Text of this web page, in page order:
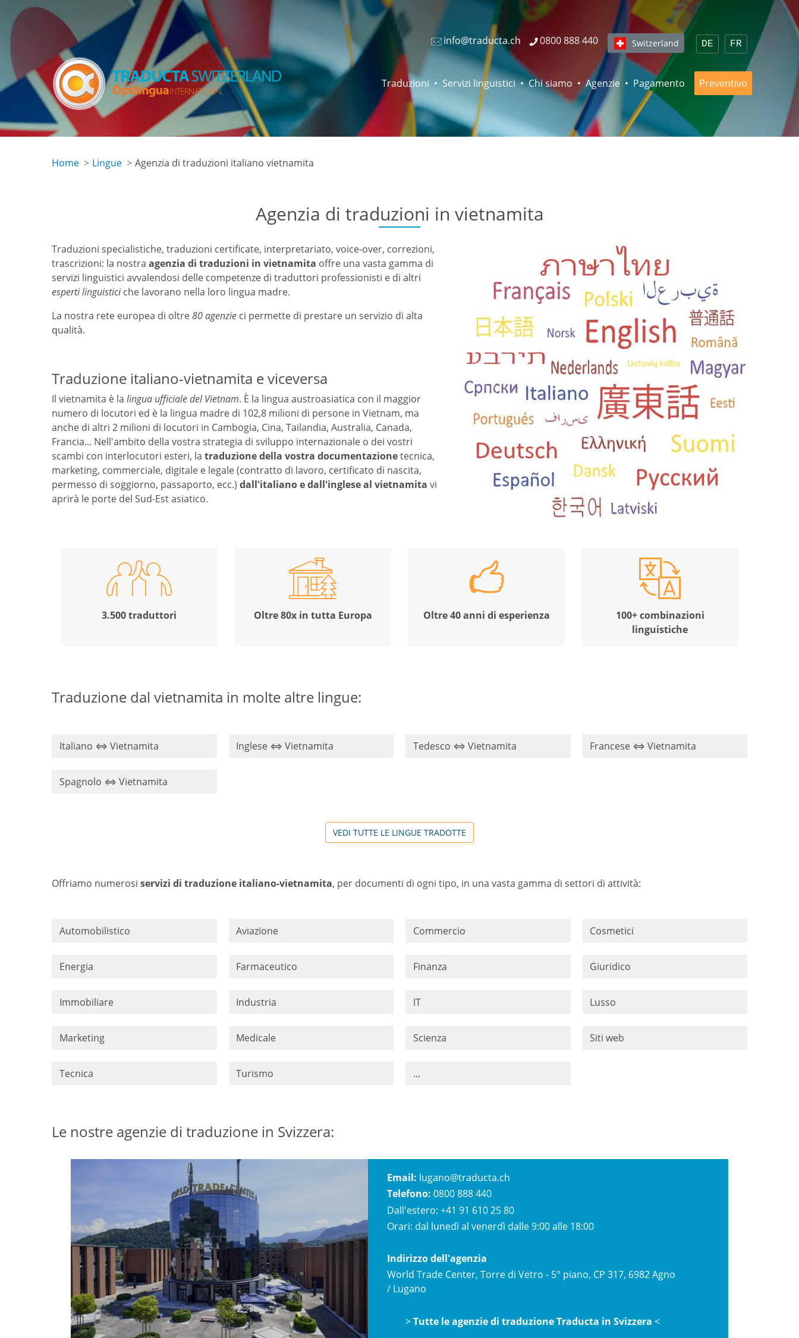
contenuto
DE FR
Switzerland
info@traducta.ch 0800 888 440
Traduzioni Servizi linguistici Chi siamo Agenzie Pagamento Preventivo
Home Lingue Agenzia di traduzioni italiano vietnamita
Agenzia di traduzioni in vietnamita
Traduzioni specialistiche, traduzioni certificate, interpretariato, voice-over, correzioni,
trascrizioni: la nostra agenzia di traduzioni in vietnamita offre una vasta gamma di
servizi linguistici avvalendosi delle competenze di traduttori professionisti e di altri
esperti linguisticiche lavorano nella loro lingua madre.
La nostra rete europea di oltre80 agenzie ci permette di prestare un servizio di alta
qualità.
Traduzione italiano-vietnamita e viceversa
Il vietnamita è la lingua ufficiale del Vietnam. È la lingua austroasiatica con il maggior
numero di locutori ed è la lingua madre di 102,8 milioni di persone in Vietnam, ma
anche di altri 2 milioni di locutori in Cambogia, Cina, Tailandia, Australia, Canada,
Francia... Nell'ambito della vostra strategia di sviluppo internazionale o dei vostri
scambi con interlocutori esteri, la traduzione della vostra documentazionetecnica,
marketing, commerciale, digitale e legale (contratto di lavoro, certificato di nascita,
permesso di soggiorno, passaporto, ecc.) dall'italiano e dall'inglese al vietnamita vi
aprirà le porte del Sud-Est asiatico.
3.500 traduttori Oltre 80x in tutta Europa Oltre 40 anni di esperienza
100+ combinazioni
linguistiche
Traduzione dal vietnamita in molte altre lingue:
Italiano ⇔ Vietnamita Inglese ⇔ Vietnamita Tedesco ⇔ Vietnamita Francese ⇔ Vietnamita
Spagnolo ⇔ Vietnamita
VEDI TUTTE LE LINGUE TRADOTTE
Offriamo numerosi servizi di traduzione italiano-vietnamita, per documenti di ogni tipo, in una vasta gamma di settori di attività:
Automobilistico Aviazione Commercio Cosmetici
Energia Farmaceutico Finanza Giuridico
Immobiliare Industria IT Lusso
Marketing Medicale Scienza Siti web
Tecnica Turismo ...
Le nostre agenzie di traduzione in Svizzera:
Email: lugano@traducta.ch
Telefono: 0800 888 440
Dall'estero: +41 91 610 25 80
Orari: dal lunedì al venerdì dalle 9:00 alle 18:00
Indirizzo dell'agenzia
World Trade Center, Torre di Vetro - 5° piano, CP 317, 6982 Agno
/ Lugano
>Tutte le agenzie di traduzione Traducta in Svizzera <